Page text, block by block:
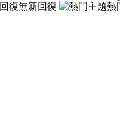
無新回復 熱